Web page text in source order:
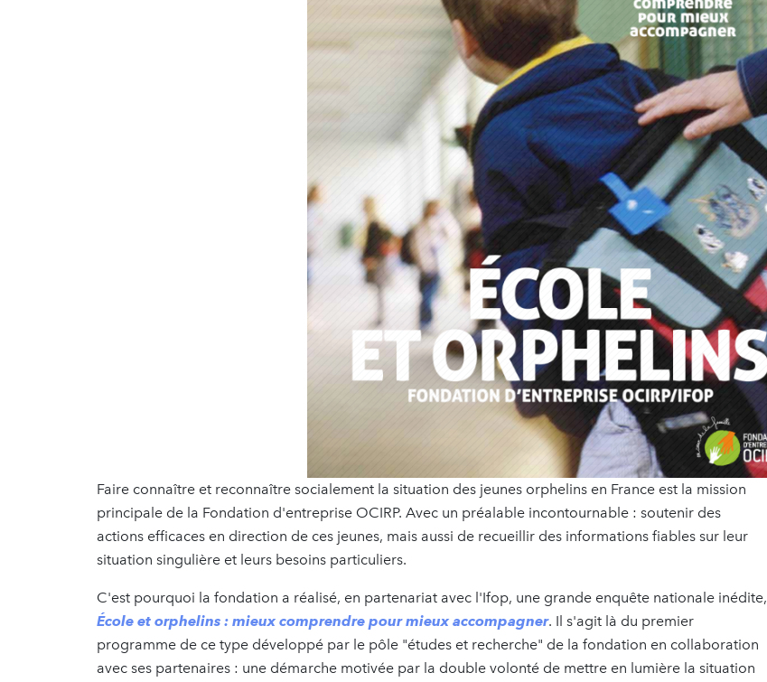
Faire connaître et reconnaître socialement la situation des jeunes orphelins en France est la mission
principale de la Fondation d'entreprise OCIRP. Avec un préalable incontournable : soutenir des
actions efficaces en direction de ces jeunes, mais aussi de recueillir des informations fiables sur leur
situation singulière et leurs besoins particuliers.
C'est pourquoi la fondation a réalisé, en partenariat avec l'Ifop, une grande enquête nationale inédite,
École et orphelins : mieux comprendre pour mieux accompagner. Il s'agit là du premier
programme de ce type développé par le pôle "études et recherche" de la fondation en collaboration
avec ses partenaires : une démarche motivée par la double volonté de mettre en lumière la situation